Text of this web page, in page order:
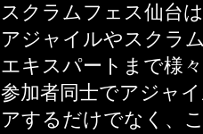
スクラムフェス仙台
アジャイルやスクラ
エキスパートまで様
参加者同士でアジャ
アするだけでなく、